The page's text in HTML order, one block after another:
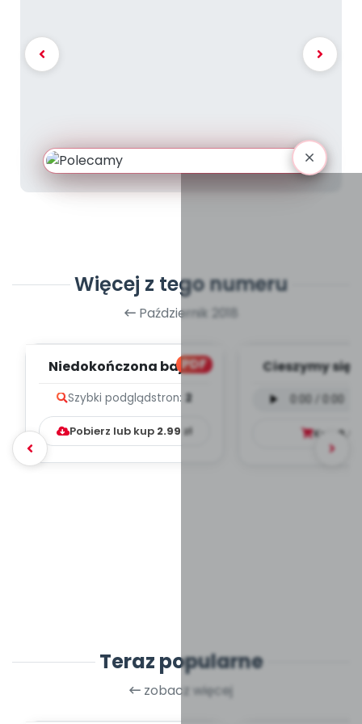
Więcej z tego numeru
Październik 2018
PDF
Niedokończona bajka
Szybki podglądstron: 2
Pobierz lub kup 2.99 zł
Cieszymy się,
mp3)
Kup 9.99
Teraz popularne
zobacz więcej